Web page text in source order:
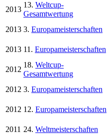
2013
13. Weltcup-
Gesamtwertung
2013 3. Europameisterschaften
2013 11. Europameisterschaften
2012
18. Weltcup-
Gesamtwertung
2012 3. Europameisterschaften
2012 12. Europameisterschaften
2011 24. Weltmeisterschaften